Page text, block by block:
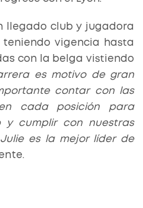
llegado club y jugadora
vigencia hasta
con la belga vistiendo
es motivo de gran
contar con las
cada posición para
cumplir con nuestras
es la mejor líder de